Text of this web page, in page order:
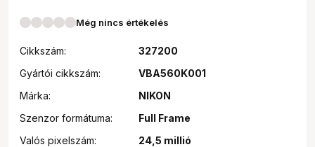
Még nincs értékelés
Cikkszám:
327200
Gyártói cikkszám:
VBA560K001
Márka:
NIKON
Szenzor formátuma:
Full Frame
Valós pixelszám:
24,5 millió